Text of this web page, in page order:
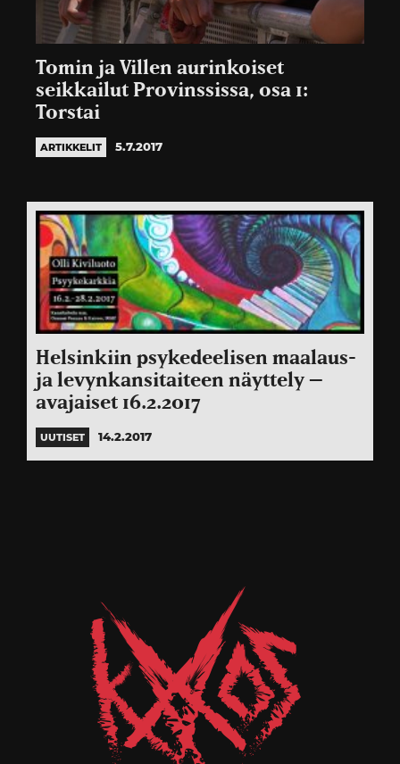
Tomin ja Villen aurinkoiset
seikkailut Provinssissa, osa 1:
Torstai
ARTIKKELIT 5.7.2017
Helsinkiin psykedeelisen maalaus-
ja levynkansitaiteen näyttely –
avajaiset 16.2.2017
UUTISET 14.2.2017